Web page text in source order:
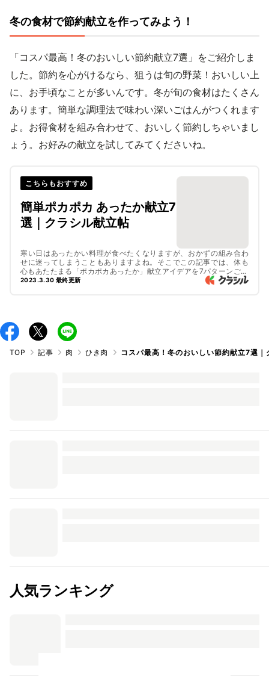
冬の食材で節約献立を作ってみよう！
「コスパ最高！冬のおいしい節約献立7選」をご紹介しま
した。節約を心がけるなら、狙うは旬の野菜！おいしい上
に、お手頃なことが多いんです。冬が旬の食材はたくさん
あります。簡単な調理法で味わい深いごはんがつくれます
よ。お得食材を組み合わせて、おいしく節約しちゃいまし
ょう。お好みの献立を試してみてくださいね。
こちらもおすすめ
簡単ポカポカ あったか献立7
選｜クラシル献立帖
寒い日はあったかい料理が食べたくなりますが、おかずの組み合わ
せに迷ってしまうこともありますよね。そこでこの記事では、体も
心もあたたまる「ポカポカあったか」献立アイデアを7パターンご紹
介します。旬食材を使って簡単に作れる、冬の食卓にぴったりなレ
2023.3.30 最終更新
TOP 記事 肉 ひき肉 コスパ最高！冬のおいしい節約献立7選｜
人気ランキング